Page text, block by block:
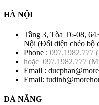
HÀ NỘI
Tầng 3, Tòa T6-08,
Nội (Đối diện chéo bộ
Phone : 097.1982.777
hoặc 097.1982.777
Email :
Email:
ĐÀ NẴNG